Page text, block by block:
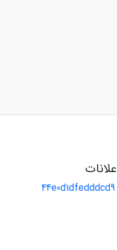
44e0d1dfedddcd9